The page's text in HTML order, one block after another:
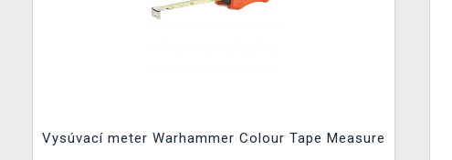
Vysúvací meter Warhammer Colour Tape Measure